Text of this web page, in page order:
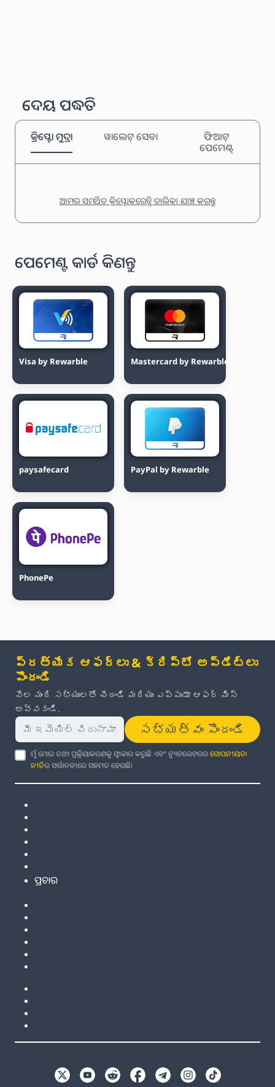
ଦେୟ ପଦ୍ଧତି
କ୍ରିପ୍ଟୋ ମୁଦ୍ରା ୱାଲେଟ୍ ସେବା
ଫିଆଟ୍
ପେମେଣ୍ଟ୍
ଆମର ସମର୍ଥିତ କ୍ରିପ୍ଟୋକରେନ୍ସି ତାଲିକା ଯାଞ୍ଚ କରନ୍ତୁ
ପେମେଣ୍ଟ କାର୍ଡ କିଣନ୍ତୁ
Visa by Rewarble Mastercard by Rewarble
paysafecard PayPal by Rewarble
PhonePe
ప్రత్యేక ఆఫర్లు & క్రిప్టో అప్‌డేట్‌లు
పొందండి
వేల మంది సభ్యులతో చేరండి మరియు ఎప్పుడూ ఆఫర్ మిస్
అవ్వకండి.
సభ్యత్వం పొందండి
ମୁଁ ମୋର ତଥ୍ୟ ପ୍ରକ୍ରିୟାକରଣକୁ ସ୍ୱୀକାର କରୁଛି ଏବଂ ନ୍ୟୁଜଲେଟରରଗୋପନୀୟତା
ନୀତିର ସର୍ତ୍ତାବଳୀରେ ସହମତ ହେଉଛି।
ପ୍ରଚାର